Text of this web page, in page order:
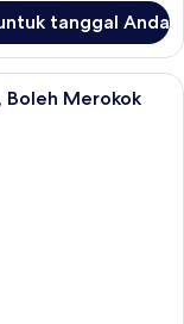
tanggal Anda
kerja, tirai kedap
Boleh Merokok